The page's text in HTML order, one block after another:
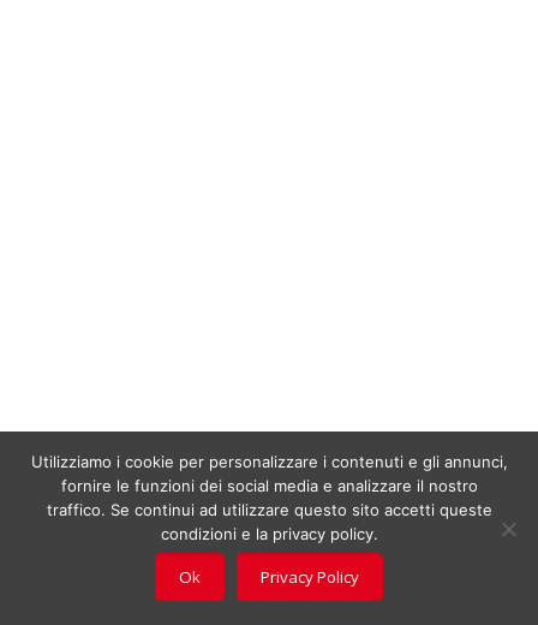
Utilizziamo i cookie per personalizzare i contenuti e gli annunci,
fornire le funzioni dei social media e analizzare il nostro
traffico. Se continui ad utilizzare questo sito accetti queste
condizioni e la privacy policy.
Ok Privacy Policy